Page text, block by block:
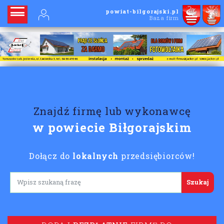
powiat-bilgorajski.pl
Baza firm
Znajdź firmę lub wykonawcę
w powiecie Biłgorajskim
Dołącz do lokalnych przedsiębiorców!
Lorem ipsum